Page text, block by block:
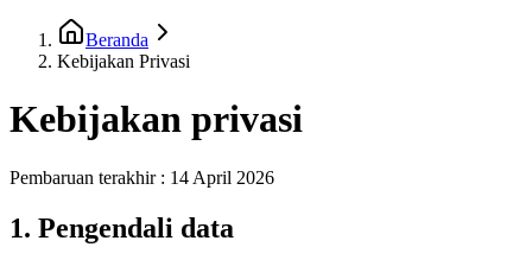
Beranda
Kebijakan Privasi
Kebijakan privasi
Pembaruan terakhir : 14 April 2026
1. Pengendali data